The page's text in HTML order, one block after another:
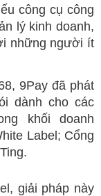
công cụ công
lý kinh doanh,
những người ít
9Pay đã phát
dành cho các
khối doanh
Label; Cổng
giải pháp này